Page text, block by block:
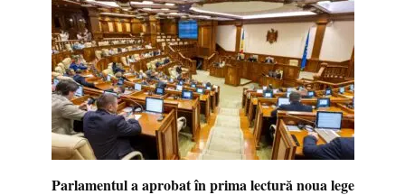
Parlamentul a aprobat în prima lectură noua lege